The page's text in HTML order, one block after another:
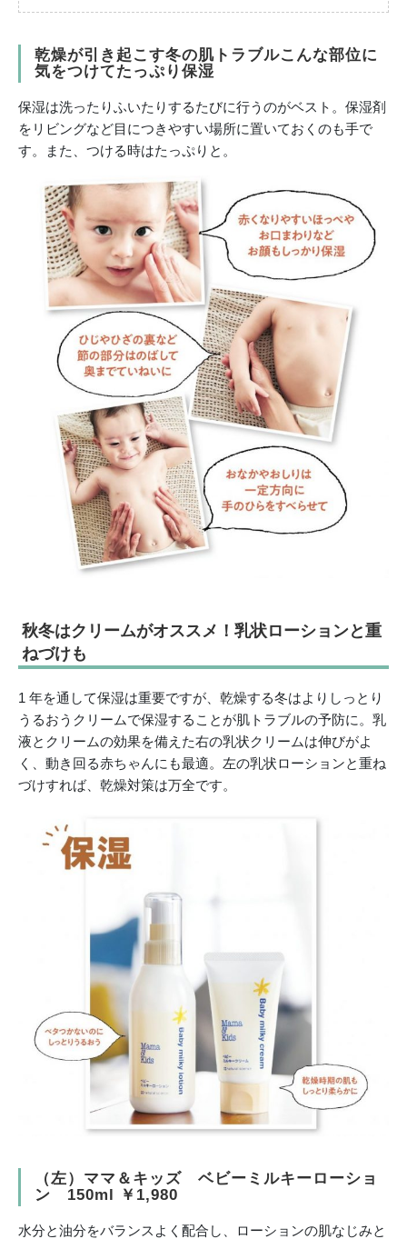
乾燥が引き起こす冬の肌トラブルこんな部位に
気をつけてたっぷり保湿
保湿は洗ったりふいたりするたびに行うのがベスト。保湿剤
をリビングなど目につきやすい場所に置いておくのも手で
す。また、つける時はたっぷりと。
秋冬はクリームがオススメ！乳状ローションと重
ねづけも
1 年を通して保湿は重要ですが、乾燥する冬はよりしっとり
うるおうクリームで保湿することが肌トラブルの予防に。乳
液とクリームの効果を備えた右の乳状クリームは伸びがよ
く、動き回る赤ちゃんにも最適。左の乳状ローションと重ね
づけすれば、乾燥対策は万全です。
（左）ママ＆キッズ ベビーミルキーローショ
ン 150ml ￥1,980
水分と油分をバランスよく配合し、ローションの肌なじみと